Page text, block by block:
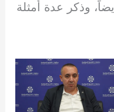
وذكر عدة أمثلة